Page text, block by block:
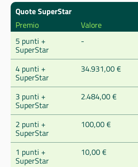
Quote SuperStar
Premio
Valore
5 punti +
SuperStar
-
4 punti +
SuperStar
34.931,00 €
3 punti +
SuperStar
2.484,00 €
2 punti +
SuperStar
100,00 €
1 punti +
SuperStar
10,00 €